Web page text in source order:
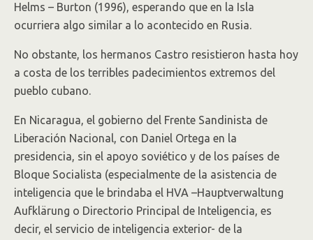
Helms – Burton (1996), esperando que en la Isla
ocurriera algo similar a lo acontecido en Rusia.
No obstante, los hermanos Castro resistieron hasta hoy
a costa de los terribles padecimientos extremos del
pueblo cubano.
En Nicaragua, el gobierno del Frente Sandinista de
Liberación Nacional, con Daniel Ortega en la
presidencia, sin el apoyo soviético y de los países de
Bloque Socialista (especialmente de la asistencia de
inteligencia que le brindaba el HVA –Hauptverwaltung
Aufklärung o Directorio Principal de Inteligencia, es
decir, el servicio de inteligencia exterior- de la